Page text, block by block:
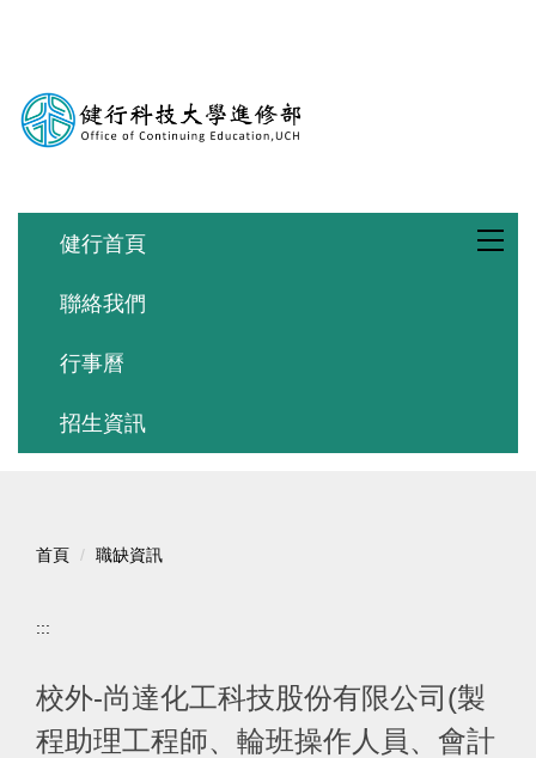
內
容
健行首頁
聯絡我們
行事曆
招生資訊
首頁 職缺資訊
:::
校外-尚達化工科技股份有限公司(製
程助理工程師、輪班操作人員、會計